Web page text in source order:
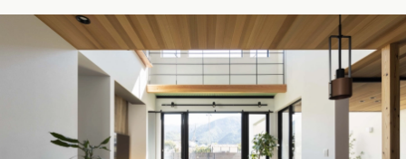
R+houseについて
全国の工務店を探す
北海道・東北エリア
青森県岩手県宮城県秋田県山形県福島県
関東エリア
【特集】平屋の注文住宅